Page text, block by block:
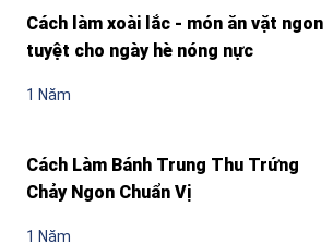
Cách làm xoài lắc - món ăn vặt ngon
tuyệt cho ngày hè nóng nực
1 Năm
Cách Làm Bánh Trung Thu Trứng
Chảy Ngon Chuẩn Vị
1 Năm